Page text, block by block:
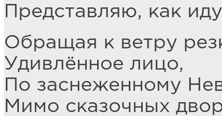
Представляю, как
Обращая к ветру
Удивлённое лицо,
По заснеженному
Мимо сказочных